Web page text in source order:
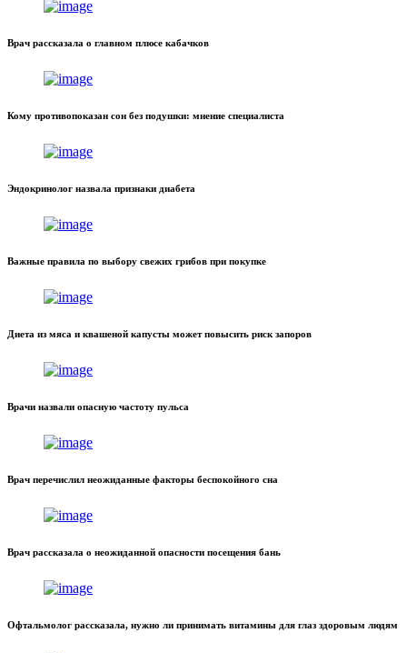
Врач рассказала о главном плюсе кабачков
Кому противопоказан сон без подушки: мнение специалиста
Эндокринолог назвала признаки диабета
Важные правила по выбору свежих грибов при покупке
Диета из мяса и квашеной капусты может повысить риск запоров
Врачи назвали опасную частоту пульса
Врач перечислил неожиданные факторы беспокойного сна
Врач рассказала о неожиданной опасности посещения бань
Офтальмолог рассказала, нужно ли принимать витамины для глаз здоровым людям